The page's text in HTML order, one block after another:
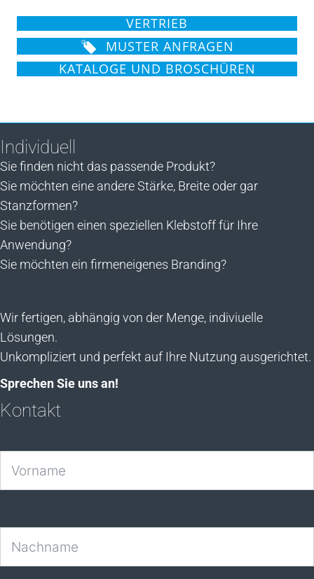
VERTRIEB
MUSTER ANFRAGEN
KATALOGE UND BROSCHÜREN
Individuell
Sie finden nicht das passende Produkt?
Sie möchten eine andere Stärke, Breite oder gar
Stanzformen?
Sie benötigen einen speziellen Klebstoff für Ihre
Anwendung?
Sie möchten ein firmeneigenes Branding?
Wir fertigen, abhängig von der Menge, indiviuelle
Lösungen.
Unkompliziert und perfekt auf Ihre Nutzung ausgerichtet.
Sprechen Sie uns an!
Kontakt